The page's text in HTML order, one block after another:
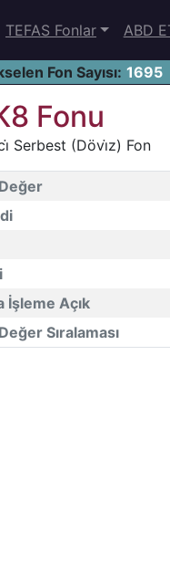
TEFAS Fonlar ABD
Fon Sayısı: 1695
Fonu
Serbest (Dövi̇z) Fon
İşleme Açık
Sıralaması